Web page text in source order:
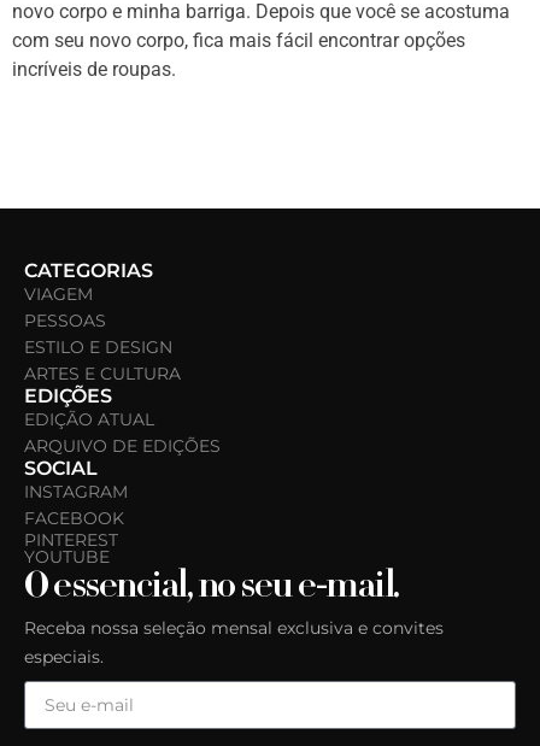
novo corpo e minha barriga. Depois que você se acostuma
com seu novo corpo, fica mais fácil encontrar opções
incríveis de roupas.
CATEGORIAS
VIAGEM
PESSOAS
ESTILO E DESIGN
ARTES E CULTURA
EDIÇÕES
EDIÇÃO ATUAL
ARQUIVO DE EDIÇÕES
SOCIAL
INSTAGRAM
FACEBOOK
PINTEREST
YOUTUBE
O essencial, no seu e-mail.
Receba nossa seleção mensal exclusiva e convites
especiais.